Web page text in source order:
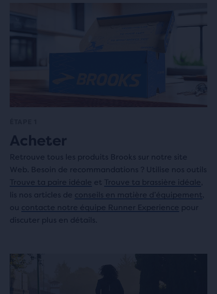
Acheter
Retrouve tous les produits Brooks sur notre site
Web. Besoin de recommandations ? Utilise nos outils
Trouve ta paire idéale et Trouve ta brassière idéale
lis nos articles de conseils en matière d’équipement
ou contacte notre équipe Runner Experience pour
discuter plus en détails.